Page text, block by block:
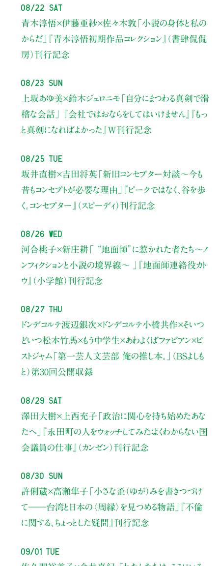
08/22 Sat
青木淳悟×伊藤亜紗×佐々木敦 「小説の身体と私の
からだ」
『青木淳悟初期作品コレクション』（書肆侃侃
房）刊行記念
08/23 Sun
上坂あゆ美×鈴木ジェロニモ 「自分にまつわる真剣で滑
稽な会話」
『会社ではおならをしてはいけません』『もっ
と真剣になればよかった』W刊行記念
08/25 Tue
坂井直樹×吉田将英「新旧コンセプター対談～今も
昔もコンセプトが必要な理由」
『ピークではなく、谷を歩
く。コンセプター』（スピーディ）刊行記念
08/26 Wed
河合桃子×新庄耕「 “地面師”に惹かれた者たち〜ノ
ンフィクションと小説の境界線〜 」
『地面師連絡役カト
ウ』（小学館）刊行記念
08/27 Thu
ドンデコルテ渡辺銀次×ドンデコルテ小橋共作×そいつ
どいつ松本竹馬×もう中学生×あわよくばファビアン×ピ
ストジャム「第一芸人文芸部 俺の推し本。」（BSよしも
と） 第30回公開収録
08/29 Sat
澤田大樹×上西充子 「政治に関心を持ち始めたあな
たへ」
『永田町の人をウォッチしてみた：よくわからない国
会議員の仕事』（カンゼン）刊行記念
08/30 Sun
許俐葳×高瀬隼子 「小さな歪（ゆが）みを書きつづけ
て――台湾と日本の〈周縁〉を見つめる物語」
『不倫
に関する、ちょっとした疑問』刊行記念
09/01 Tue